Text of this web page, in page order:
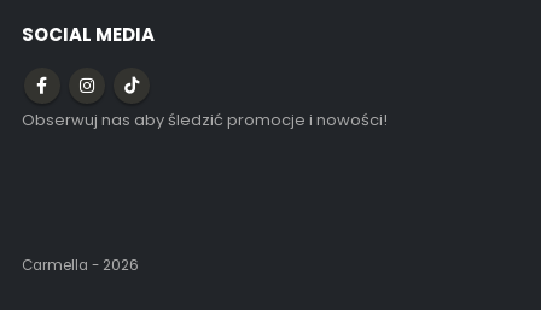
SOCIAL MEDIA
Obserwuj nas aby śledzić promocje i nowości!
Carmella - 2026